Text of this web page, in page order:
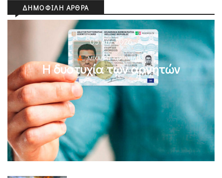
ΔΗΜΟΦΙΛΉ ΆΡΘΡΑ
05 Αυγ 2026
ΜΙΧΆΛΗΣ ΚΥΡΙΑΚΊΔΗΣ
Η δυστυχία των αρνητών